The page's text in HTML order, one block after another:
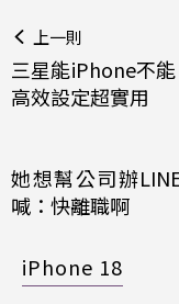
上一則
三星能iPhone不
高效設定超實用
她想幫公司辦
喊：快離職啊
iPhone 18